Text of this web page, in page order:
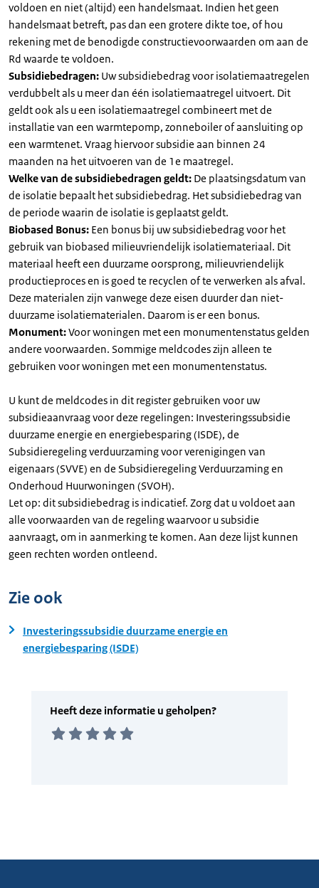
voldoen en niet (altijd) een handelsmaat. Indien het geen
handelsmaat betreft, pas dan een grotere dikte toe, of hou
rekening met de benodigde constructievoorwaarden om aan de
Rd waarde te voldoen.
Subsidiebedragen: Uw subsidiebedrag voor isolatiemaatregelen
verdubbelt als u meer dan één isolatiemaatregel uitvoert. Dit
geldt ook als u een isolatiemaatregel combineert met de
installatie van een warmtepomp, zonneboiler of aansluiting op
een warmtenet. Vraag hiervoor subsidie aan binnen 24
maanden na het uitvoeren van de 1e maatregel.
Welke van de subsidiebedragen geldt: De plaatsingsdatum van
de isolatie bepaalt het subsidiebedrag. Het subsidiebedrag van
de periode waarin de isolatie is geplaatst geldt.
Biobased Bonus: Een bonus bij uw subsidiebedrag voor het
gebruik van biobased milieuvriendelijk isolatiemateriaal. Dit
materiaal heeft een duurzame oorsprong, milieuvriendelijk
productieproces en is goed te recyclen of te verwerken als afval.
Deze materialen zijn vanwege deze eisen duurder dan niet-
duurzame isolatiematerialen. Daarom is er een bonus.
Monument:Voor woningen met een monumentenstatus gelden
andere voorwaarden. Sommige meldcodes zijn alleen te
gebruiken voor woningen met een monumentenstatus.
U kunt de meldcodes in dit register gebruiken voor uw
subsidieaanvraag voor deze regelingen: Investeringssubsidie
duurzame energie en energiebesparing (ISDE), de
Subsidieregeling verduurzaming voor verenigingen van
eigenaars (SVVE) en de Subsidieregeling Verduurzaming en
Onderhoud Huurwoningen (SVOH).
Let op: dit subsidiebedrag is indicatief. Zorg dat u voldoet aan
alle voorwaarden van de regeling waarvoor u subsidie
aanvraagt, om in aanmerking te komen. Aan deze lijst kunnen
geen rechten worden ontleend.
Zie ook
Investeringssubsidie duurzame energie en
energiebesparing (ISDE)